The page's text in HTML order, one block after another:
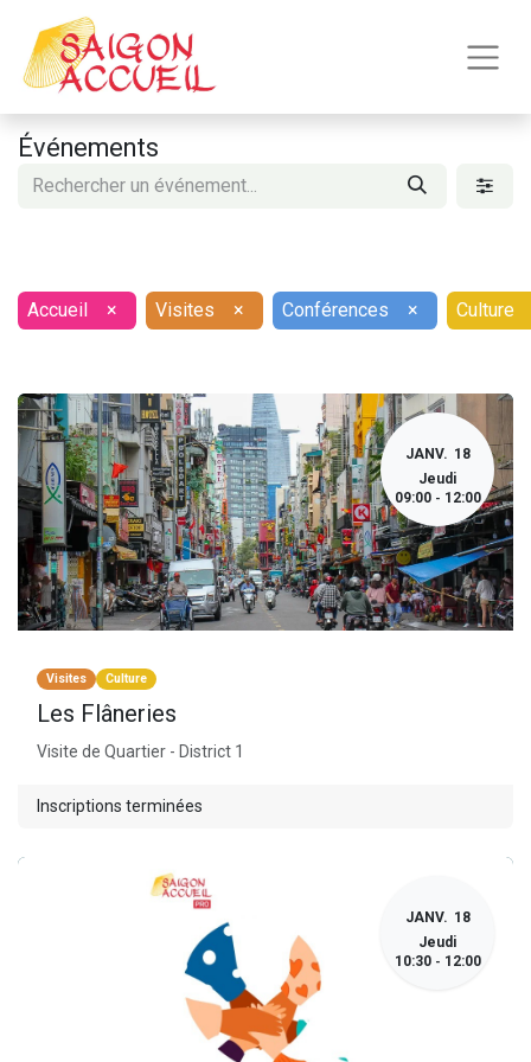
Événements
Accueil × Visites × Conférences × Culture
JANV. 18
Jeudi
09:00 - 12:00
Visites Culture
Les Flâneries
Visite de Quartier - District 1
Inscriptions terminées
JANV. 18
Jeudi
10:30 - 12:00